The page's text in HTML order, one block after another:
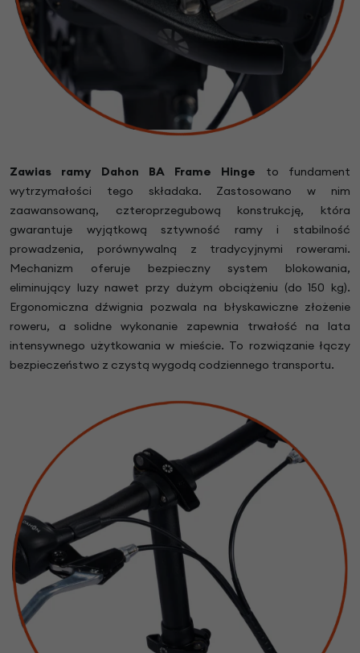
Zawias ramy Dahon BA Frame Hinge to fundament
wytrzymałości tego składaka. Zastosowano w nim
zaawansowaną, czteroprzegubową konstrukcję, która
gwarantuje wyjątkową sztywność ramy i stabilność
prowadzenia, porównywalną z tradycyjnymi rowerami.
Mechanizm oferuje bezpieczny system blokowania,
eliminujący luzy nawet przy dużym obciążeniu (do 150 kg).
Ergonomiczna dźwignia pozwala na błyskawiczne złożenie
roweru, a solidne wykonanie zapewnia trwałość na lata
intensywnego użytkowania w mieście. To rozwiązanie łączy
bezpieczeństwo z czystą wygodą codziennego transportu.